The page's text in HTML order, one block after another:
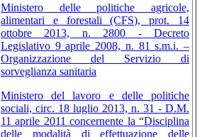
Ministero delle politiche agricole,
alimentari e forestali (CFS), prot. 14
ottobre 2013, n. 2800 - Decreto
Legislativo 9 aprile 2008, n. 81 s.m.i. –
Organizzazione del Servizio di
sorveglianza sanitaria
Ministero del lavoro e delle politiche
sociali, circ. 18 luglio 2013, n. 31 - D.M.
11 aprile 2011 concernente la “Disciplina
delle modalità di effettuazione delle